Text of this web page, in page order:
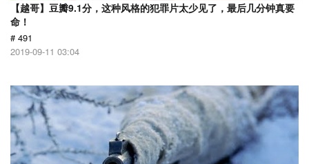
【越哥】豆瓣9.1分，这种风格的犯罪片太少见了，最后几分钟真要
命！
# 491
2019-09-11 03:04